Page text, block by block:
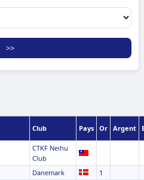
Club Pays Or Argent
CTKF Neihu
Club
Danemark 1